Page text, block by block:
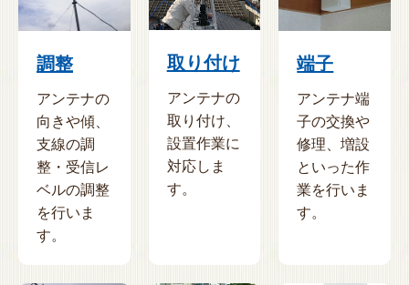
調整
アンテナの
向きや傾、
支線の調
整・受信レ
ベルの調整
を行いま
す。
取り付け
アンテナの
取り付け、
設置作業に
対応しま
す。
端子
アンテナ端
子の交換や
修理、増設
といった作
業を行いま
す。